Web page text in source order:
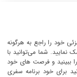
خود را راجع به هرگونه
نمایید. شما می‌توانید با
را ببینید و فرصت های خود
برای خود برنامه سفری